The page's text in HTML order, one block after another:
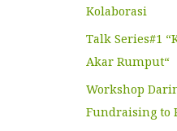
Kolaborasi
Talk Series#1
Akar Rumput“
Workshop
Fundraising to